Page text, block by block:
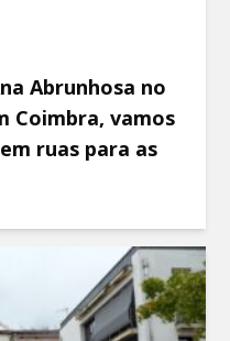
Abrunhosa no
Coimbra, vamos
ruas para as